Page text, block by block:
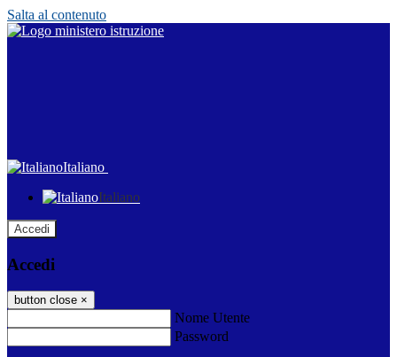
Salta al contenuto
Italiano
Italiano
Accedi
Accedi
button close ×
Nome Utente
Password